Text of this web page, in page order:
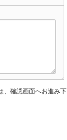
、確認画面へお進み下